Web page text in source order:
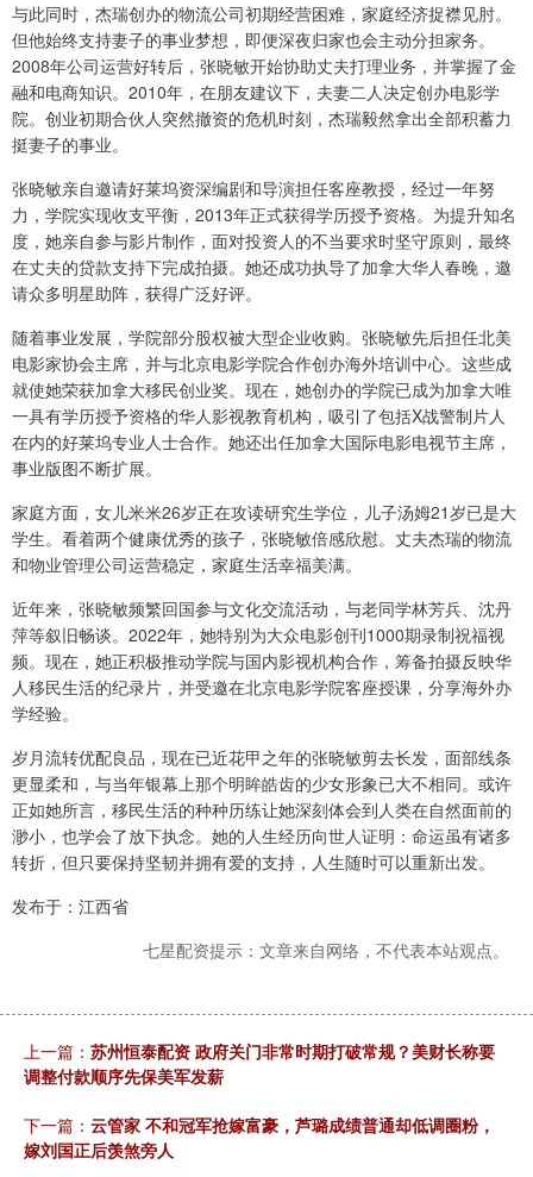
与此同时，杰瑞创办的物流公司初期经营困难，家庭经济捉襟见肘。
但他始终支持妻子的事业梦想，即便深夜归家也会主动分担家务。
2008年公司运营好转后，张晓敏开始协助丈夫打理业务，并掌握了金
融和电商知识。2010年，在朋友建议下，夫妻二人决定创办电影学
院。创业初期合伙人突然撤资的危机时刻，杰瑞毅然拿出全部积蓄力
挺妻子的事业。
张晓敏亲自邀请好莱坞资深编剧和导演担任客座教授，经过一年努
力，学院实现收支平衡，2013年正式获得学历授予资格。为提升知名
度，她亲自参与影片制作，面对投资人的不当要求时坚守原则，最终
在丈夫的贷款支持下完成拍摄。她还成功执导了加拿大华人春晚，邀
请众多明星助阵，获得广泛好评。
随着事业发展，学院部分股权被大型企业收购。张晓敏先后担任北美
电影家协会主席，并与北京电影学院合作创办海外培训中心。这些成
就使她荣获加拿大移民创业奖。现在，她创办的学院已成为加拿大唯
一具有学历授予资格的华人影视教育机构，吸引了包括X战警制片人
在内的好莱坞专业人士合作。她还出任加拿大国际电影电视节主席，
事业版图不断扩展。
家庭方面，女儿米米26岁正在攻读研究生学位，儿子汤姆21岁已是大
学生。看着两个健康优秀的孩子，张晓敏倍感欣慰。丈夫杰瑞的物流
和物业管理公司运营稳定，家庭生活幸福美满。
近年来，张晓敏频繁回国参与文化交流活动，与老同学林芳兵、沈丹
萍等叙旧畅谈。2022年，她特别为大众电影创刊1000期录制祝福视
频。现在，她正积极推动学院与国内影视机构合作，筹备拍摄反映华
人移民生活的纪录片，并受邀在北京电影学院客座授课，分享海外办
学经验。
岁月流转优配良品，现在已近花甲之年的张晓敏剪去长发，面部线条
更显柔和，与当年银幕上那个明眸皓齿的少女形象已大不相同。或许
正如她所言，移民生活的种种历练让她深刻体会到人类在自然面前的
渺小，也学会了放下执念。她的人生经历向世人证明：命运虽有诸多
转折，但只要保持坚韧并拥有爱的支持，人生随时可以重新出发。
发布于：江西省
七星配资提示：文章来自网络，不代表本站观点。
上一篇： 苏州恒泰配资 政府关门非常时期打破常规？美财长称要
调整付款顺序先保美军发薪
下一篇： 云管家 不和冠军抢嫁富豪，芦璐成绩普通却低调圈粉，
嫁刘国正后羡煞旁人